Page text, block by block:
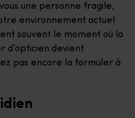
une personne fragile,
environnement actuel
souvent le moment où la
d’opticien devient
pas encore la formuler à